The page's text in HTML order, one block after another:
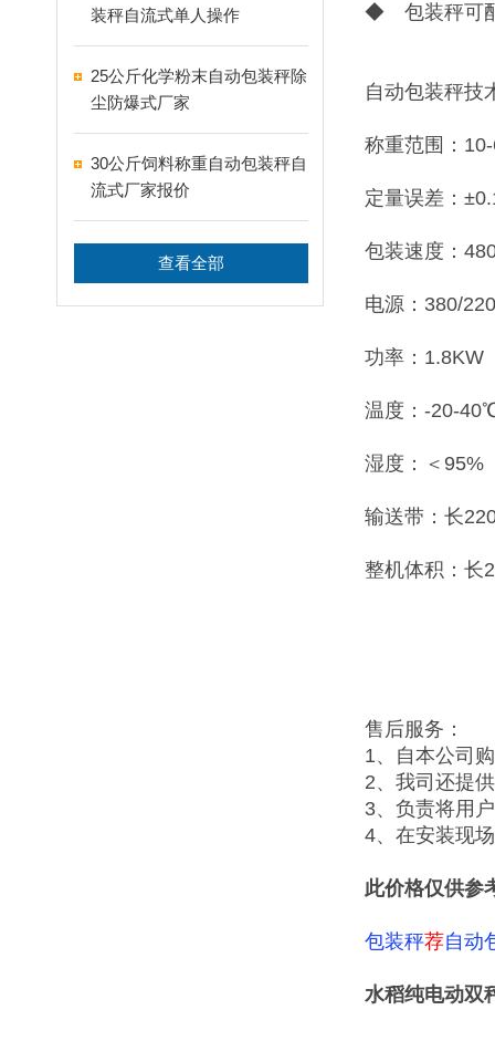
装秤自流式单人操作
25公斤化学粉末自动包装秤除
尘防爆式厂家
30公斤饲料称重自动包装秤自
流式厂家报价
查看全部
◆ 包装秤可配
自动包装秤技
称重范围：
定量误差：
包装速度：
电源：380/
功率：1.8KW
温度：-20-
湿度：＜95%
输送带：长
整机体积：长
售后服务：
1、自本公司
2、我司还提
3、负责将用
4、在安装现
此价格仅供参
包装秤荐自动
水稻纯电动双